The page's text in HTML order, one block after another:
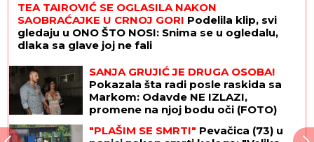
TEA TAIROVIĆ SE OGLASILA NAKON
SAOBRAĆAJKE U CRNOJ GORI Podelila klip, svi
gledaju u ONO ŠTO NOSI: Snima se u ogledalu,
dlaka sa glave joj ne fali
SANJA GRUJIĆ JE DRUGA OSOBA!
Pokazala šta radi posle raskida sa
Markom: Odavde NE IZLAZI,
promene na njoj bodu oči (FOTO)
"PLAŠIM SE SMRTI" Pevačica (73) u